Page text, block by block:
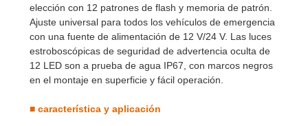
elección con 12 patrones de flash y memoria de patrón.
Ajuste universal para todos los vehículos de emergencia
con una fuente de alimentación de 12 V/24 V. Las luces
estroboscópicas de seguridad de advertencia oculta de
12 LED son a prueba de agua IP67, con marcos negros
en el montaje en superficie y fácil operación.
■ característica y aplicación